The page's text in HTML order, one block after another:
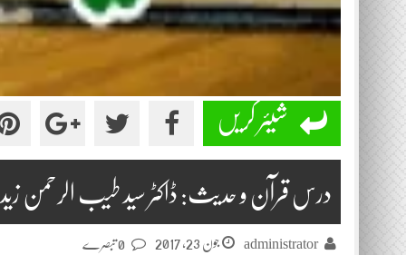
شیئر کریں
درس قرآن و حدیث: ڈاکٹر سید طیب الرحمن زیدی 2017-
administrator جون 23, 2017